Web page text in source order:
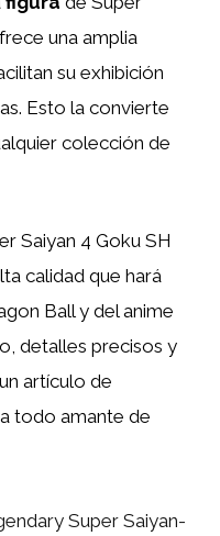
una amplia
su exhibición
Esto la convierte
colección de
Saiyan 4 Goku SH
calidad que hará
Ball y del anime
detalles precisos y
artículo de
todo amante de
Super Saiyan-